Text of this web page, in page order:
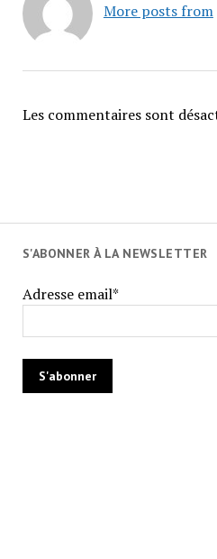
More posts from
Les commentaires sont
S'ABONNER À LA NEWSLETTER
Adresse email*